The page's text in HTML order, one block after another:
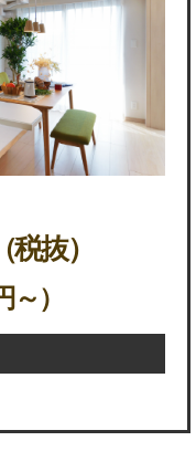
抜）
～）